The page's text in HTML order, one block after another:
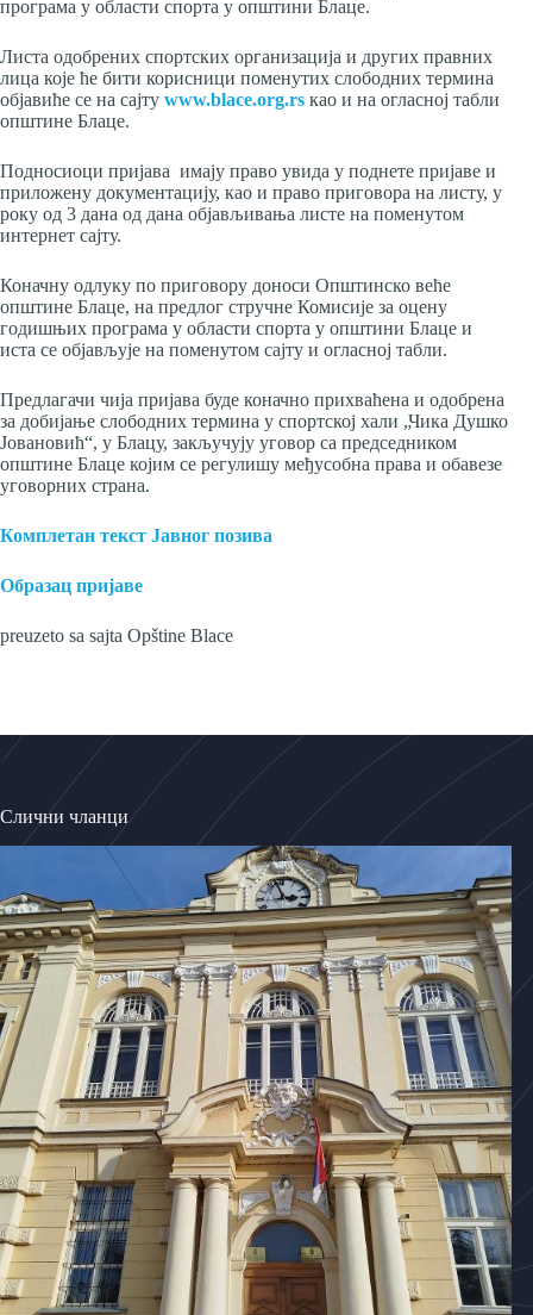
програма у области спорта у општини Блаце.
Листа одобрених спортских организација и других правних
лица које ће бити корисници поменутих слободних термина
објавиће се на сајту www.blace.org.rs као и на огласној табли
општине Блаце.
Подносиоци пријава имају право увида у поднете пријаве и
приложену документацију, као и право приговора на листу, у
року од 3 дана од дана објављивања листе на поменутом
интернет сајту.
Коначну одлуку по приговору доноси Општинско веће
општине Блаце, на предлог стручне Комисије за оцену
годишњих програма у области спорта у општини Блаце и
иста се објављује на поменутом сајту и огласној табли.
Предлагачи чија пријава буде коначно прихваћена и одобрена
за добијање слободних термина у спортској хали „Чика Душко
Јовановић“, у Блацу, закључују уговор са председником
општине Блаце којим се регулишу међусобна права и обавезе
уговорних страна.
Комплетан текст Јавног позива
Образац пријаве
preuzeto sa sajta Opštine Blace
Слични чланци